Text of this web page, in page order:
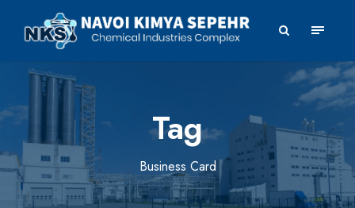
Tag
Business Card